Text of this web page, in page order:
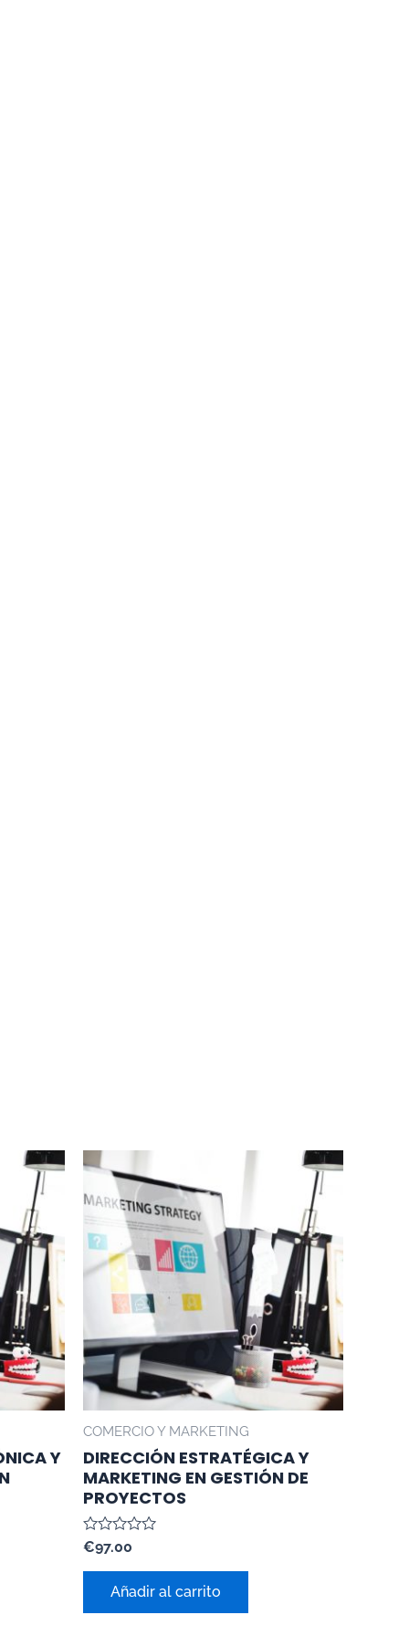
Y
COMERCIO Y MARKETING
DIRECCIÓN ESTRATÉGICA Y
MARKETING EN GESTIÓN DE
PROYECTOS
Valorado
con
0
€97.00
Añadir al carrito